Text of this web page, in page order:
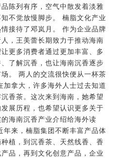
陈列有序，空气中散发着淡雅
不觉放慢脚步。 楠脂文化产业
接待了邓岚月。 作为企业品牌
，王美蕾长期致力于推动海南
更多消费者通过更加丰富、多
了解沉香，也让海南沉香逐步
。 两人的交流很快便从一杯茶
加拿大，许多海外人士过去知道
香茶。这次来到海南，她希望
展历程，也希望认识更多关于
海南沉香产业介绍给海外读
年来，楠脂集团不断丰富产品体
植，到沉香茶、天然线香、香
品，再到文化创意产品，企业